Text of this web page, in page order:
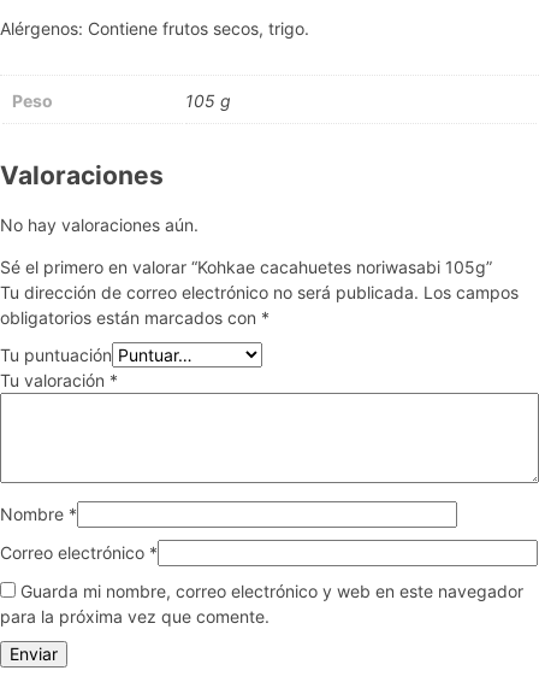
Alérgenos: Contiene frutos secos, trigo.
Peso 105 g
Valoraciones
No hay valoraciones aún.
Sé el primero en valorar “Kohkae cacahuetes noriwasabi 105g”
Tu dirección de correo electrónico no será publicada. Los campos
obligatorios están marcados con *
Tu puntuación
Tu valoración *
Nombre *
Correo electrónico *
Guarda mi nombre, correo electrónico y web en este navegador
para la próxima vez que comente.